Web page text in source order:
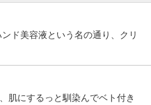
ド美容液という名の通り、クリ
肌にするっと馴染んでベト付き